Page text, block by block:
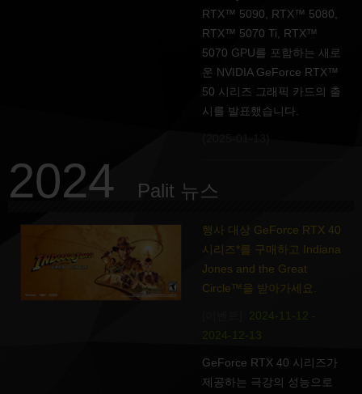
RTX™ 5090, RTX™ 5080,
RTX™ 5070 Ti, RTX™
5070 GPU를 포함하는 새로
운 NVIDIA GeForce RTX™
50 시리즈 그래픽 카드의 출
시를 발표했습니다.
2024 Palit 뉴스
행사 대상 GeForce RTX 40
시리즈*를 구매하고 Indiana
Jones and the Great
Circle™을 받아가세요.
2024-11-12 -
2024-12-13
GeForce RTX 40 시리즈가
제공하는 극강의 성능으로